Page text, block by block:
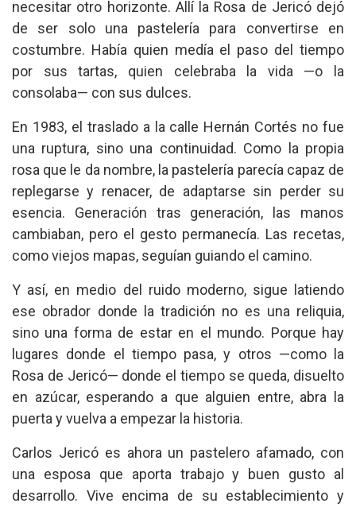
necesitar otro horizonte. Allí la Rosa de Jericó dejó
de ser solo una pastelería para convertirse en
costumbre. Había quien medía el paso del tiempo
por sus tartas, quien celebraba la vida —o la
consolaba— con sus dulces.
En 1983, el traslado a la calle Hernán Cortés no fue
una ruptura, sino una continuidad. Como la propia
rosa que le da nombre, la pastelería parecía capaz de
replegarse y renacer, de adaptarse sin perder su
esencia. Generación tras generación, las manos
cambiaban, pero el gesto permanecía. Las recetas,
como viejos mapas, seguían guiando el camino.
Y así, en medio del ruido moderno, sigue latiendo
ese obrador donde la tradición no es una reliquia,
sino una forma de estar en el mundo. Porque hay
lugares donde el tiempo pasa, y otros —como la
Rosa de Jericó— donde el tiempo se queda, disuelto
en azúcar, esperando a que alguien entre, abra la
puerta y vuelva a empezar la historia.
Carlos Jericó es ahora un pastelero afamado, con
una esposa que aporta trabajo y buen gusto al
desarrollo. Vive encima de su establecimiento y